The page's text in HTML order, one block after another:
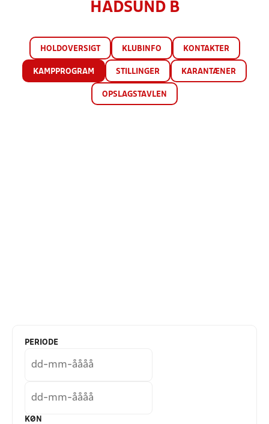
HADSUND B
HOLDOVERSIGT KLUBINFO KONTAKTER
KAMPPROGRAM STILLINGER KARANTÆNER
OPSLAGSTAVLEN
PERIODE
KØN